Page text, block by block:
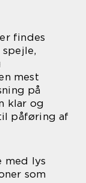
findes
mest
på
klar og
påføring af
med lys
som